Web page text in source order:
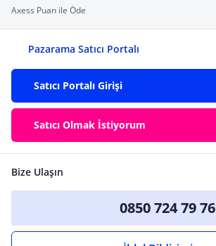
Axess Puan ile Öde
Pazarama Satıcı Portalı
Satıcı Portalı Girişi
Satıcı Olmak İstiyorum
Bize Ulaşın
0850 724 79 76